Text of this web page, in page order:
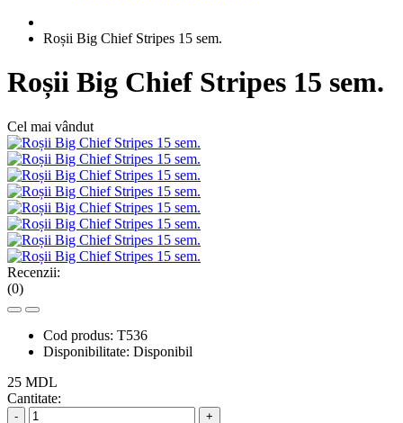
Roșii Big Chief Stripes 15 sem.
Roșii Big Chief Stripes 15 sem.
Cel mai vândut
Recenzii:
(0)
Cod produs: T536
Disponibilitate: Disponibil
25 MDL
Cantitate:
- +